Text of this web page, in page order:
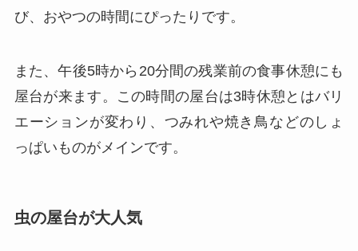
び、おやつの時間にぴったりです。
また、午後5時から20分間の残業前の食事休憩にも
屋台が来ます。この時間の屋台は3時休憩とはバリ
エーションが変わり、つみれや焼き鳥などのしょ
っぱいものがメインです。
虫の屋台が大人気